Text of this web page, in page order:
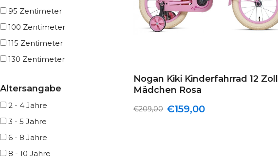
95 Zentimeter
100 Zentimeter
115 Zentimeter
130 Zentimeter
Altersangabe
2 - 4 Jahre
3 - 5 Jahre
6 - 8 Jahre
8 - 10 Jahre
Nogan Kiki Kinderfahrrad 12 Zoll
Mädchen Rosa
€159,00
€209,00